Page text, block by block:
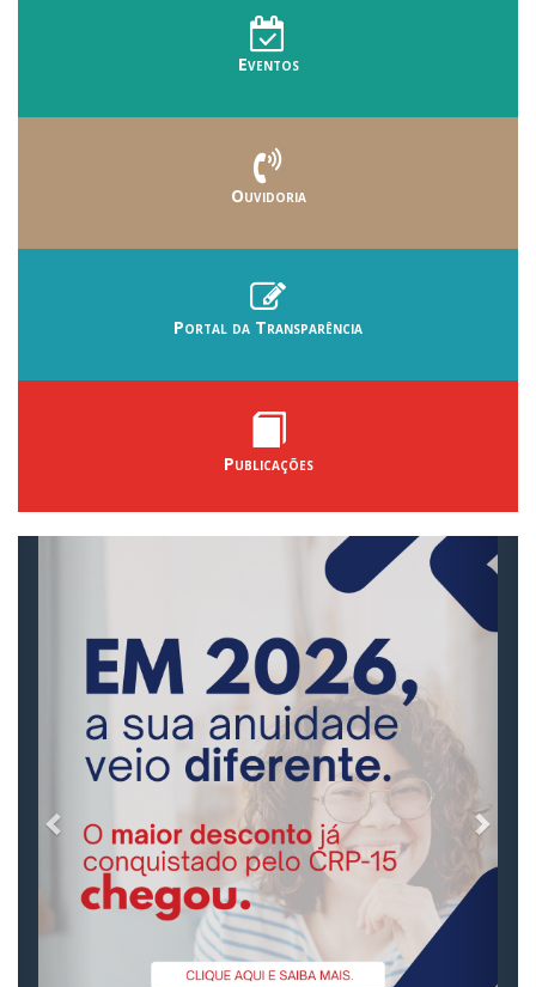
Eventos
Ouvidoria
Portal da Transparência
Publicações